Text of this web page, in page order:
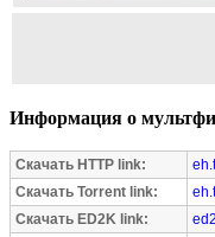
Информация о
Скачать HTTP link:
Скачать Torrent link:
Скачать ED2K link: